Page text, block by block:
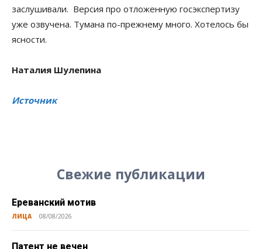
заслушивали. Версия про отложенную госэкспертизу
уже озвучена. Тумана по-прежнему много. Хотелось бы
ясности.
Наталия Шулепина
Источник
Свежие публикации
Ереванский мотив
ЛИЦА 08/08/2026
Патент не вечен